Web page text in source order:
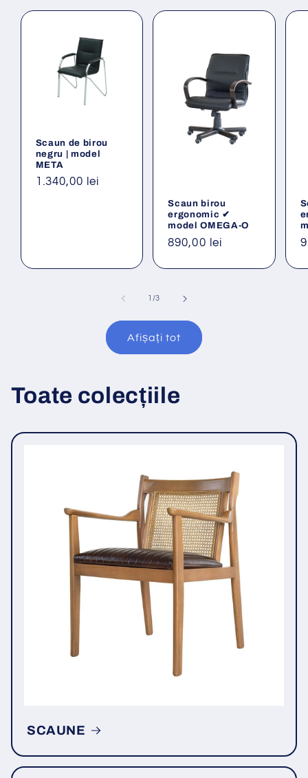
Scaun de birou
negru | model
META
Preț
1.340,00 lei
Scaun birou
ergonomic ✔
model OMEGA-O
Preț
890,00 lei
1 /din
3
Afișați tot
Toate colecțiile
SCAUNE